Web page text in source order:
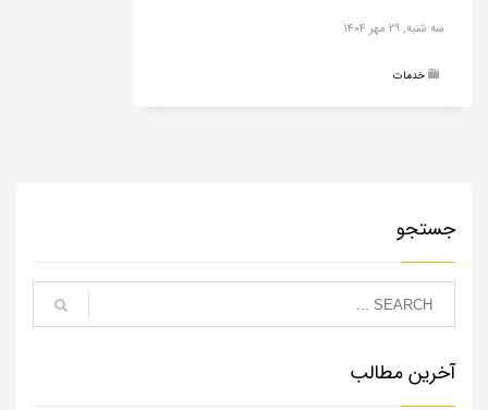
سه شنبه, ۲۹ مهر ۱۴۰۴
خدمات
جستجو
آخرین مطالب